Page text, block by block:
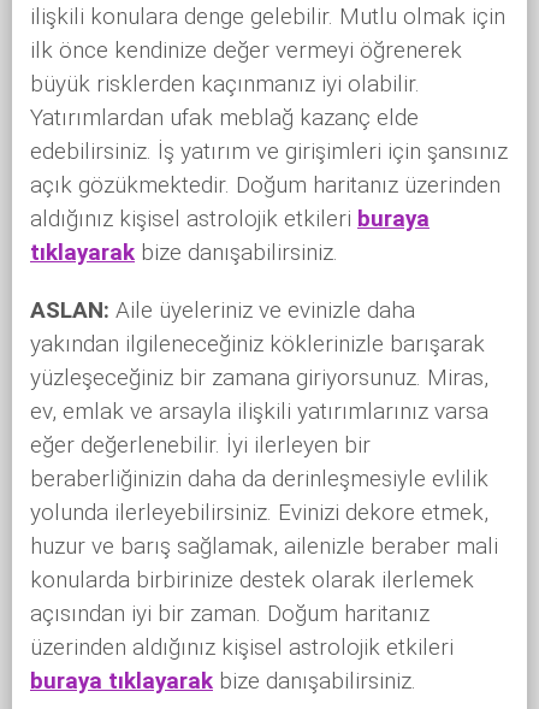
ilişkili konulara denge gelebilir. Mutlu olmak için
ilk önce kendinize değer vermeyi öğrenerek
büyük risklerden kaçınmanız iyi olabilir.
Yatırımlardan ufak meblağ kazanç elde
edebilirsiniz. İş yatırım ve girişimleri için şansınız
açık gözükmektedir. Doğum haritanız üzerinden
aldığınız kişisel astrolojik etkileri buraya
tıklayarak bize danışabilirsiniz.
ASLAN: Aile üyeleriniz ve evinizle daha
yakından ilgileneceğiniz köklerinizle barışarak
yüzleşeceğiniz bir zamana giriyorsunuz. Miras,
ev, emlak ve arsayla ilişkili yatırımlarınız varsa
eğer değerlenebilir. İyi ilerleyen bir
beraberliğinizin daha da derinleşmesiyle evlilik
yolunda ilerleyebilirsiniz. Evinizi dekore etmek,
huzur ve barış sağlamak, ailenizle beraber mali
konularda birbirinize destek olarak ilerlemek
açısından iyi bir zaman. Doğum haritanız
üzerinden aldığınız kişisel astrolojik etkileri
buraya tıklayarak bize danışabilirsiniz.